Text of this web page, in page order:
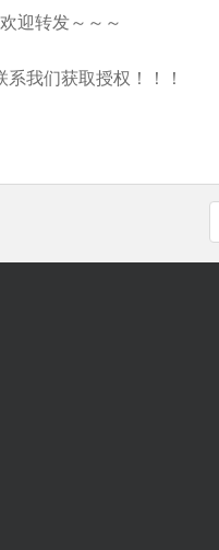
迎转发～～～
系我们获取授权！！！